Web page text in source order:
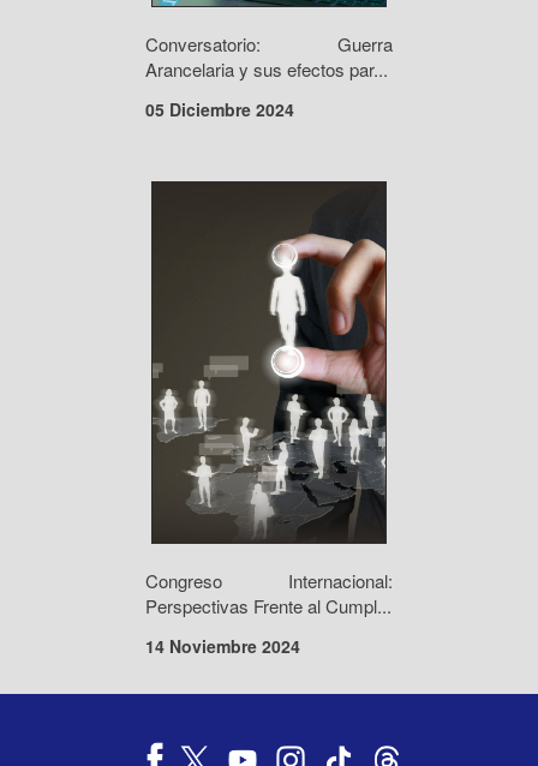
Conversatorio: Guerra
Arancelaria y sus efectos par...
05 Diciembre 2024
Congreso Internacional:
Perspectivas Frente al Cumpl...
14 Noviembre 2024